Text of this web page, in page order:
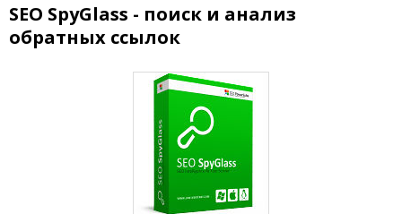
SEO SpyGlass - поиск и анализ
обратных ссылок